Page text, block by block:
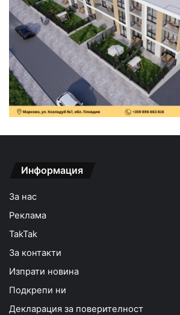
Информация
За нас
Реклама
TakTak
За контакти
Изпрати новина
Подкрепи ни
Декларация за поверителност